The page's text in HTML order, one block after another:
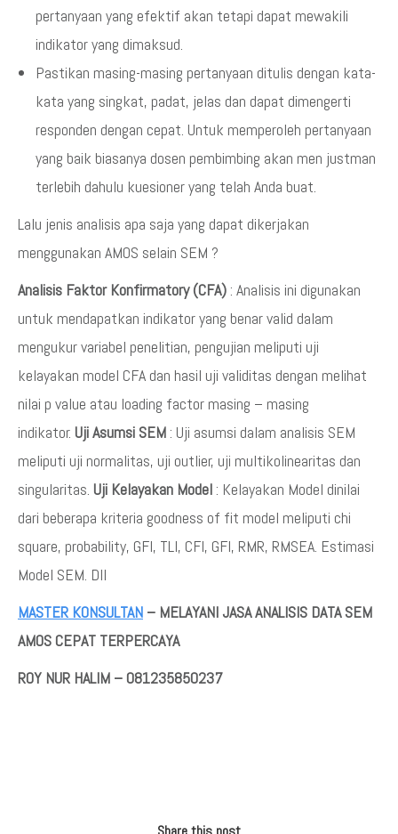
pertanyaan yang efektif akan tetapi dapat mewakili
indikator yang dimaksud.
Pastikan masing-masing pertanyaan ditulis dengan kata-
kata yang singkat, padat, jelas dan dapat dimengerti
responden dengan cepat. Untuk memperoleh pertanyaan
yang baik biasanya dosen pembimbing akan men justman
terlebih dahulu kuesioner yang telah Anda buat.
Lalu jenis analisis apa saja yang dapat dikerjakan
menggunakan AMOS selain SEM ?
Analisis Faktor Konfirmatory (CFA) : Analisis ini digunakan
untuk mendapatkan indikator yang benar valid dalam
mengukur variabel penelitian, pengujian meliputi uji
kelayakan model CFA dan hasil uji validitas dengan melihat
nilai p value atau loading factor masing – masing
indikator. Uji Asumsi SEM : Uji asumsi dalam analisis SEM
meliputi uji normalitas, uji outlier, uji multikolinearitas dan
singularitas. Uji Kelayakan Model : Kelayakan Model dinilai
dari beberapa kriteria goodness of fit model meliputi chi
square, probability, GFI, TLI, CFI, GFI, RMR, RMSEA. Estimasi
Model SEM. Dll
MASTER KONSULTAN – MELAYANI JASA ANALISIS DATA SEM
AMOS CEPAT TERPERCAYA
ROY NUR HALIM – 081235850237